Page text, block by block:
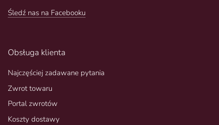
Śledź nas na Facebooku
Obsługa klienta
Najczęściej zadawane pytania
Zwrot towaru
Portal zwrotów
Koszty dostawy